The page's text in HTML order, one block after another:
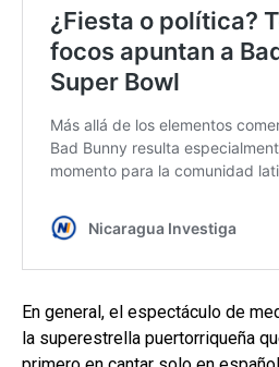
En general, el espectáculo de
la superestrella puertorriqueña